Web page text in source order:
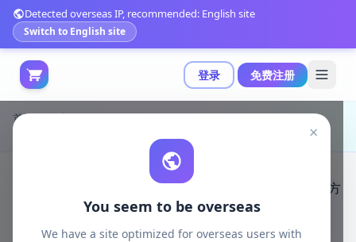
登录 免费注册
Detected overseas IP, recommended: English site
Switch to English site
×
You seem to be overseas
We have a site optimized for overseas users with
首页 游戏开发 unreal资源
Unreal Engine Visual FX